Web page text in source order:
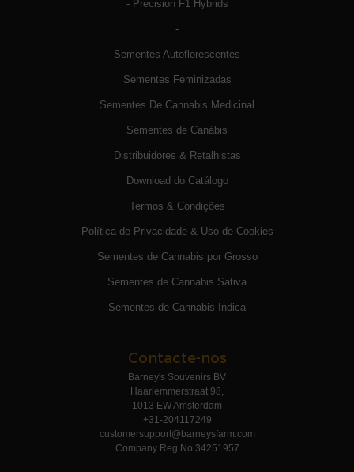
- Precision F1 Hybrids
-
Sementes Autoflorescentes
Sementes Feminizadas
Sementes De Cannabis Medicinal
Sementes de Canábis
Distribuidores & Retalhistas
Download do Catálogo
Termos & Condições
Política de Privacidade & Uso de Cookies
Sementes de Cannabis por Grosso
Sementes de Cannabis Sativa
Sementes de Cannabis Indica
Contacte-nos
Barney's Souvenirs BV
Haarlemmerstraat 98,
1013 EW Amsterdam
+31-204117249
customersupport@barneysfarm.com
Company Reg No 34251957